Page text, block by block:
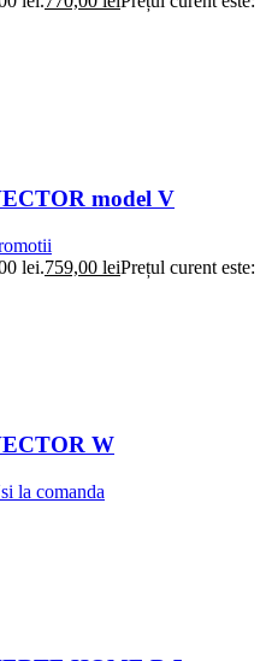
model V
lei.759,00 leiPrețul curent este:
W
la comanda